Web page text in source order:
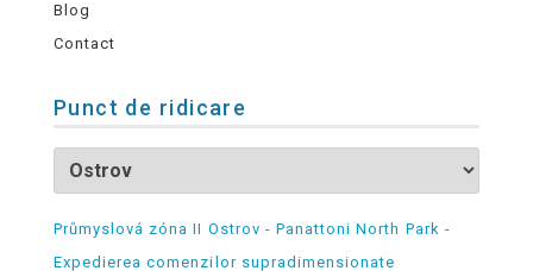
Blog
Contact
Punct de ridicare
Průmyslová zóna II Ostrov - Panattoni North Park -
Expedierea comenzilor supradimensionate